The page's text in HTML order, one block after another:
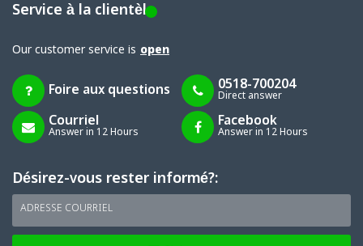
Service à la clientèle
Our customer service is open
Foire aux questions 0518-700204
Direct answer
Courriel
Answer in 12 Hours
Facebook
Answer in 12 Hours
Désirez-vous rester informé?:
ADRESSE COURRIEL